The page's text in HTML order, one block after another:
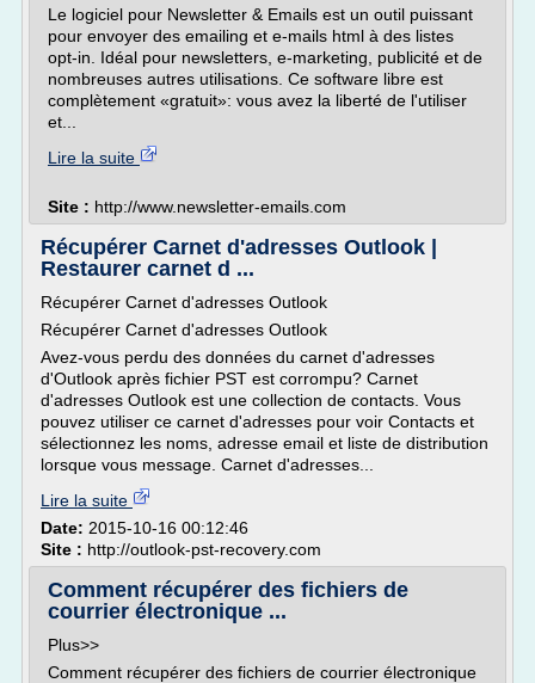
Le logiciel pour Newsletter & Emails est un outil puissant
pour envoyer des emailing et e-mails html à des listes
opt-in. Idéal pour newsletters, e-marketing, publicité et de
nombreuses autres utilisations. Ce software libre est
complètement «gratuit»: vous avez la liberté de l'utiliser
et...
Lire la suite
Site : http://www.newsletter-emails.com
Récupérer Carnet d'adresses Outlook |
Restaurer carnet d ...
Récupérer Carnet d'adresses Outlook
Récupérer Carnet d'adresses Outlook
Avez-vous perdu des données du carnet d'adresses
d'Outlook après fichier PST est corrompu? Carnet
d'adresses Outlook est une collection de contacts. Vous
pouvez utiliser ce carnet d'adresses pour voir Contacts et
sélectionnez les noms, adresse email et liste de distribution
lorsque vous message. Carnet d'adresses...
Lire la suite
Date: 2015-10-16 00:12:46
Site : http://outlook-pst-recovery.com
Comment récupérer des fichiers de
courrier électronique ...
Plus>>
Comment récupérer des fichiers de courrier électronique